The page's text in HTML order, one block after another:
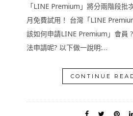
「LINE Premium」將分兩階段批
月免費試用！ 台灣「LINE
該如何申請LINE Premium」會員
法申請呢? 以下做一說明:…
CONTINUE